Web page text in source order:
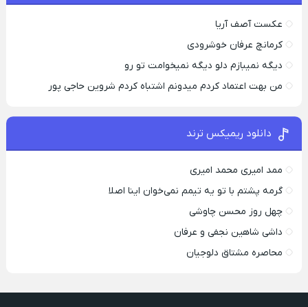
عکست آصف آریا
کرمانچ عرفان خوشرودی
دیگه نمیبازم دلو دیگه نمیخوامت تو رو
من بهت اعتماد کردم میدونم اشتباه کردم شروین حاجی پور
دانلود ریمیکس ترند
ممد امیری محمد امیری
گرمه پشتم با تو یه تیمم نمی‌خوان اینا اصلا
چهل روز محسن چاوشی
داشی شاهین نجفی و عرفان
محاصره مشتاق دلوجیان